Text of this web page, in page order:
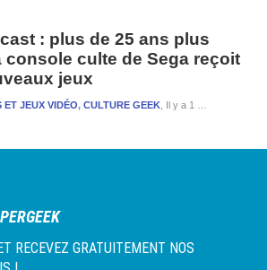
: plus de 25 ans plus
console culte de Sega reçoit
jeux
Il y a 1 semaine et 4 jours
ET JEUX VIDÉO, CULTURE GEEK
RECEVEZ GRATUITEMENT NOS